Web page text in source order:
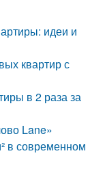
идеи и
квартир с
в 2 раза за
Lane»
в современном